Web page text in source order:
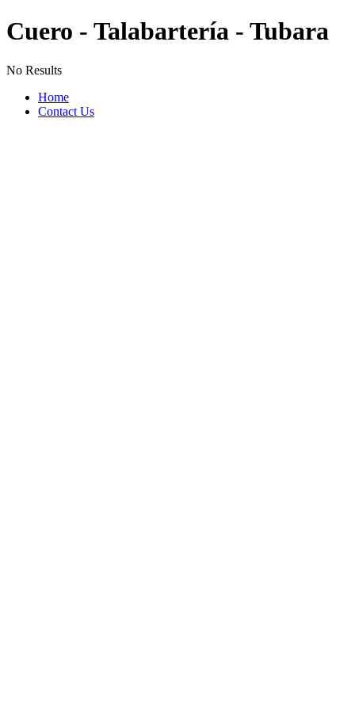
Cuero - Talabartería - Tubara
No Results
Home
Contact Us